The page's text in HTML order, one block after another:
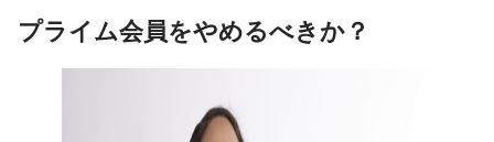
プライム会員をやめるべきか？